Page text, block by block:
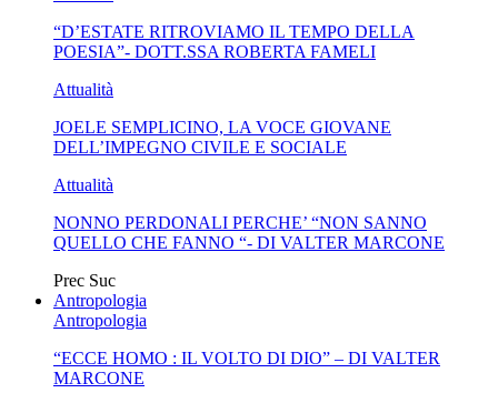
CIVILE E SOCIALE
“D’ESTATE RITROVIAMO IL TEMPO DELLA
POESIA”- DOTT.SSA ROBERTA FAMELI
Attualità
JOELE SEMPLICINO, LA VOCE GIOVANE
DELL’IMPEGNO CIVILE E SOCIALE
Attualità
NONNO PERDONALI PERCHE’ “NON SANNO
QUELLO CHE FANNO “- DI VALTER MARCONE
Prec Suc
Antropologia
Antropologia
“ECCE HOMO : IL VOLTO DI DIO” – DI VALTER
MARCONE